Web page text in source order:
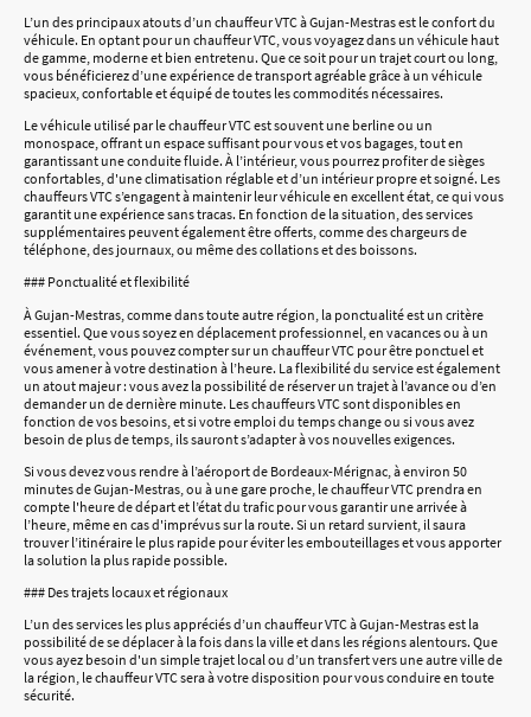
L’un des principaux atouts d’un chauffeur VTC à Gujan-Mestras est le confort du
véhicule. En optant pour un chauffeur VTC, vous voyagez dans un véhicule haut
de gamme, moderne et bien entretenu. Que ce soit pour un trajet court ou long,
vous bénéficierez d’une expérience de transport agréable grâce à un véhicule
spacieux, confortable et équipé de toutes les commodités nécessaires.
Le véhicule utilisé par le chauffeur VTC est souvent une berline ou un
monospace, offrant un espace suffisant pour vous et vos bagages, tout en
garantissant une conduite fluide. À l’intérieur, vous pourrez profiter de sièges
confortables, d'une climatisation réglable et d’un intérieur propre et soigné. Les
chauffeurs VTC s’engagent à maintenir leur véhicule en excellent état, ce qui vous
garantit une expérience sans tracas. En fonction de la situation, des services
supplémentaires peuvent également être offerts, comme des chargeurs de
téléphone, des journaux, ou même des collations et des boissons.
### Ponctualité et flexibilité
À Gujan-Mestras, comme dans toute autre région, la ponctualité est un critère
essentiel. Que vous soyez en déplacement professionnel, en vacances ou à un
événement, vous pouvez compter sur un chauffeur VTC pour être ponctuel et
vous amener à votre destination à l’heure. La flexibilité du service est également
un atout majeur : vous avez la possibilité de réserver un trajet à l’avance ou d’en
demander un de dernière minute. Les chauffeurs VTC sont disponibles en
fonction de vos besoins, et si votre emploi du temps change ou si vous avez
besoin de plus de temps, ils sauront s’adapter à vos nouvelles exigences.
Si vous devez vous rendre à l’aéroport de Bordeaux-Mérignac, à environ 50
minutes de Gujan-Mestras, ou à une gare proche, le chauffeur VTC prendra en
compte l'heure de départ et l’état du trafic pour vous garantir une arrivée à
l’heure, même en cas d'imprévus sur la route. Si un retard survient, il saura
trouver l’itinéraire le plus rapide pour éviter les embouteillages et vous apporter
la solution la plus rapide possible.
### Des trajets locaux et régionaux
L’un des services les plus appréciés d’un chauffeur VTC à Gujan-Mestras est la
possibilité de se déplacer à la fois dans la ville et dans les régions alentours. Que
vous ayez besoin d'un simple trajet local ou d’un transfert vers une autre ville de
la région, le chauffeur VTC sera à votre disposition pour vous conduire en toute
sécurité.